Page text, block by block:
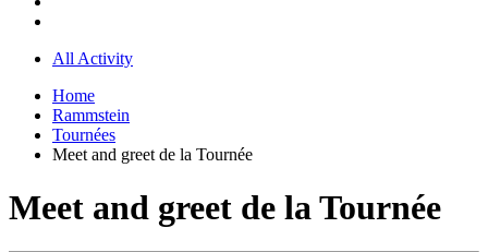
All Activity
Home
Rammstein
Tournées
Meet and greet de la Tournée
Meet and greet de la Tournée